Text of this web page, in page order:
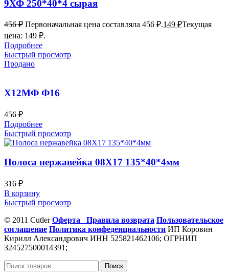
9ХФ 250*40*4 сырая
456₽ Первоначальная цена составляла 456 ₽.149 ₽Текущая
цена: 149 ₽.
Подробнее
Быстрый просмотр
Продано
Х12МФ Ф16
456 ₽
Подробнее
Быстрый просмотр
Полоса нержавейка 08Х17 135*40*4мм
316 ₽
В корзину
Быстрый просмотр
© 2011 CutlerОферта Правила возврата Пользовательское
соглашение Политика конфеденциальности ИП Коровин
Кирилл Александрович ИНН 525821462106; ОГРНИП
324527500014391;
Поиск